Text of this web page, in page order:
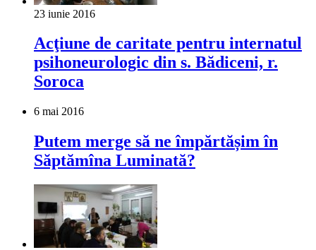
23 iunie 2016
Acţiune de caritate pentru internatul
psihoneurologic din s. Bădiceni, r.
Soroca
6 mai 2016
Putem merge să ne împărtășim în
Săptămîna Luminată?